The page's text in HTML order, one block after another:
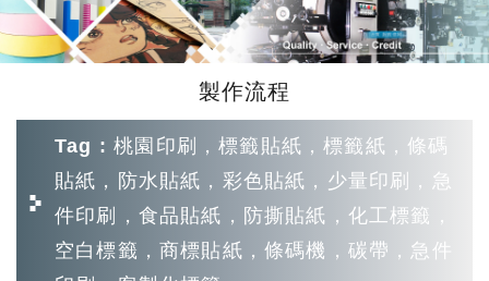
製作流程
Tag : 桃園印刷，標籤貼紙，標籤紙，條碼
貼紙，防水貼紙，彩色貼紙，少量印刷，急
件印刷，食品貼紙，防撕貼紙，化工標籤，
空白標籤，商標貼紙，條碼機，碳帶，急件